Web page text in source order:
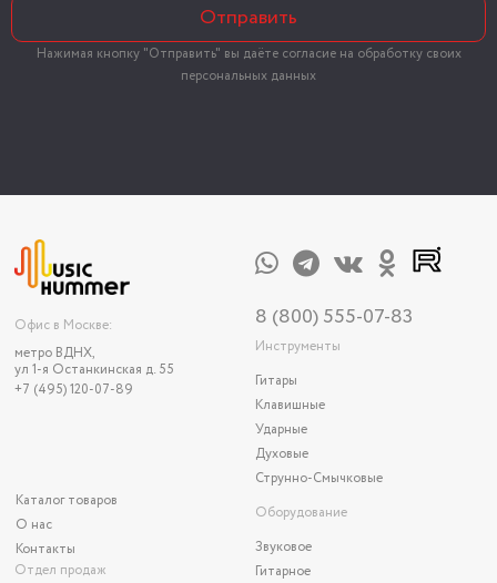
Отправить
Нажимая кнопку "Отправить" вы даёте согласие на обработку своих
персональных данных
Офис в Москве:
метро ВДНХ,
ул 1-я Останкинская д. 55
+7 (495) 120-07-89
Каталог товаров
О нас
Контакты
Отдел продаж
8 (800) 555-07-83
Инструменты
Гитары
Клавишные
Ударные
Духовые
Струнно-Смычковые
Оборудование
Звуковое
Гитарное